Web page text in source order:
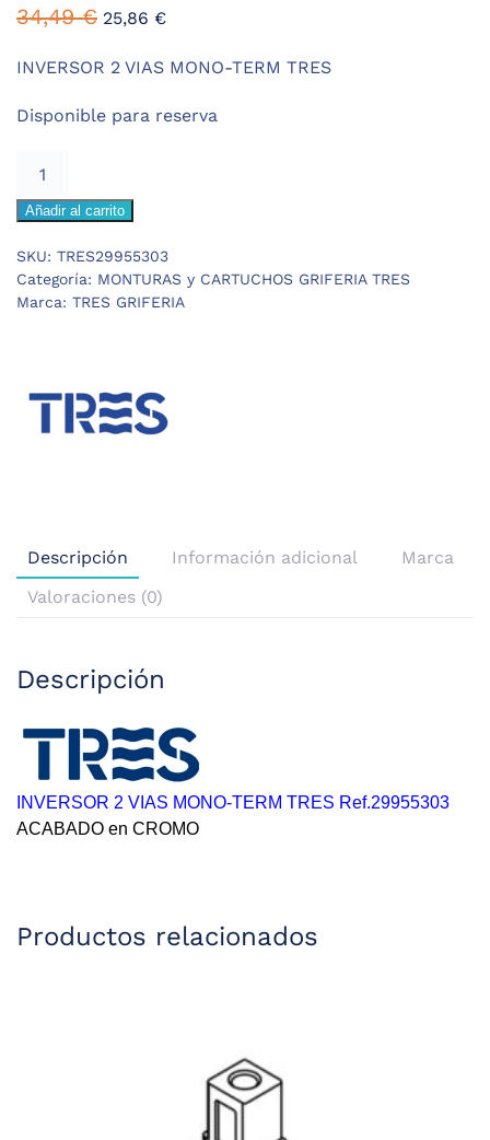
34,49€ El
original
34,49 €.
25,86 €El
actual
25,86 €.
INVERSOR 2 VIAS MONO-TERM TRES
Disponible para reserva
2
MONO-
TERM
Añadir al carrito
SKU: TRES29955303
Categoría: MONTURAS y CARTUCHOS GRIFERIA TRES
Marca: TRES GRIFERIA
Descripción Información adicional
Marca
Valoraciones (0)
Descripción
INVERSOR 2 VIAS MONO-TERM TRES Ref.29955303
ACABADO en CROMO
Productos relacionados